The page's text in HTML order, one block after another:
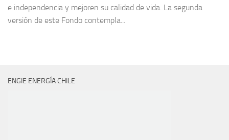
e independencia y mejoren su calidad de vida. La segunda
versión de este Fondo contempla...
ENGIE ENERGÍA CHILE